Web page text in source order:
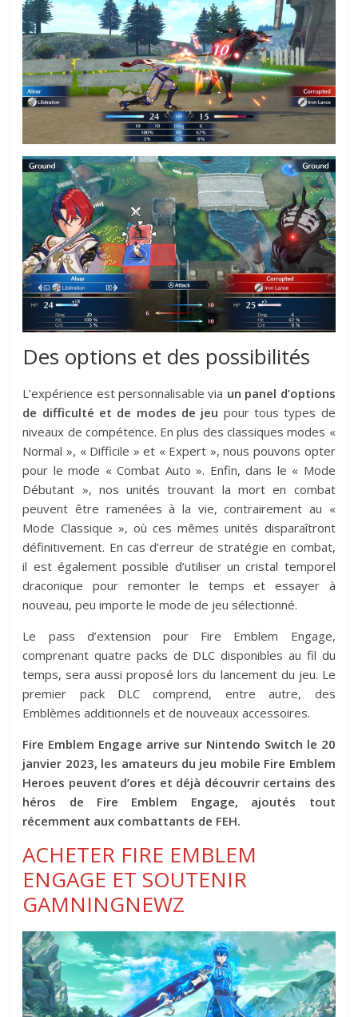
Des options et des possibilités
L’expérience est personnalisable via un panel d’options
de difficulté et de modes de jeu pour tous types de
niveaux de compétence. En plus des classiques modes «
Normal », « Difficile » et « Expert », nous pouvons opter
pour le mode « Combat Auto ». Enfin, dans le « Mode
Débutant », nos unités trouvant la mort en combat
peuvent être ramenées à la vie, contrairement au «
Mode Classique », où ces mêmes unités disparaîtront
définitivement. En cas d’erreur de stratégie en combat,
il est également possible d’utiliser un cristal temporel
draconique pour remonter le temps et essayer à
nouveau, peu importe le mode de jeu sélectionné.
Le pass d’extension pour Fire Emblem Engage,
comprenant quatre packs de DLC disponibles au fil du
temps, sera aussi proposé lors du lancement du jeu. Le
premier pack DLC comprend, entre autre, des
Emblèmes additionnels et de nouveaux accessoires.
Fire Emblem Engage arrive sur Nintendo Switch le 20
janvier 2023, les amateurs du jeu mobile Fire Emblem
Heroes peuvent d’ores et déjà découvrir certains des
héros de Fire Emblem Engage, ajoutés tout
récemment aux combattants de FEH.
ACHETER FIRE EMBLEM
ENGAGE ET SOUTENIR
GAMNINGNEWZ